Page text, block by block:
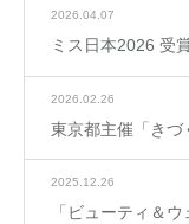
2026.04.07
ミス日本2026 受
2026.02.26
東京都主催「きづ
2025.12.26
「ビューティ＆